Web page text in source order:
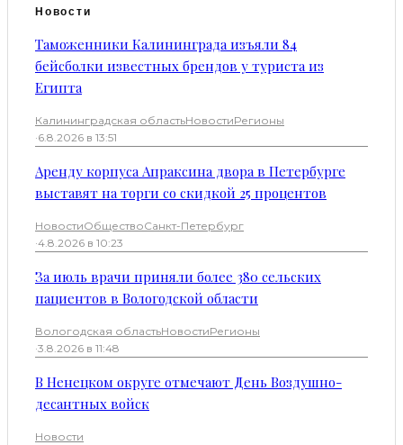
Новости
Таможенники Калининграда изъяли 84
бейсболки известных брендов у туриста из
Египта
Калининградская областьНовостиРегионы
·6.8.2026 в 13:51
Аренду корпуса Апраксина двора в Петербурге
выставят на торги со скидкой 25 процентов
НовостиОбществоСанкт-Петербург
·4.8.2026 в 10:23
За июль врачи приняли более 380 сельских
пациентов в Вологодской области
Вологодская областьНовостиРегионы
·3.8.2026 в 11:48
В Ненецком округе отмечают День Воздушно-
десантных войск
Новости